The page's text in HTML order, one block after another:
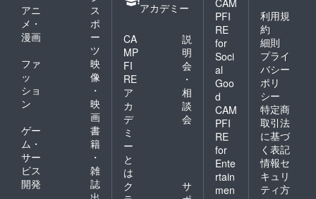
アニ
メ・
漫画
ス
ポ
ー
ツ
ファ
ッ
ショ
ン
映
像
・
映
画
ゲー
ム・
サー
ビス
開発
書
籍
・
雑
誌
アカデミー
CA
MP
FI
RE
ア
カ
デ
ミ
ー
と
は
説
明
会
・
相
談
会
ク
サ
PFI
RE
for
Soci
al
Goo
d
CAM
PFI
RE
for
Ente
rtain
men
利用規
約
細則
プライ
バシー
ポリ
シー
特定商
取引法
に基づ
く表記
情報セ
キュリ
ティ方